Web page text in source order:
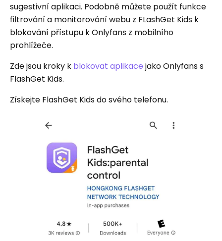
sugestivní aplikaci. Podobně můžete použít funkce
filtrování a monitorování webu z FLashGet Kids k
blokování přístupu k Onlyfans z mobilního
prohlížeče.
Zde jsou kroky k blokovat aplikace jako Onlyfans s
FlashGet Kids.
Získejte FlashGet Kids do svého telefonu.